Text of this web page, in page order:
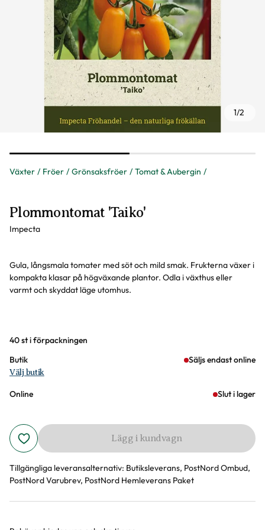
Växter Fröer Grönsaksfröer Tomat & Aubergin
1/2
Plommontomat 'Taiko'
Impecta
Gula, långsmala tomater med söt och mild smak. Frukterna växer i
kompakta klasar på högväxande plantor. Odla i växthus eller
varmt och skyddat läge utomhus.
Varianter
40 st i förpackningen
Butik
Säljs endast online
Välj butik
Online Slut i lager
Lägg i kundvagn
Tillgängliga leveransalternativ: Butiksleverans, PostNord Ombud,
PostNord Varubrev, PostNord Hemleverans Paket